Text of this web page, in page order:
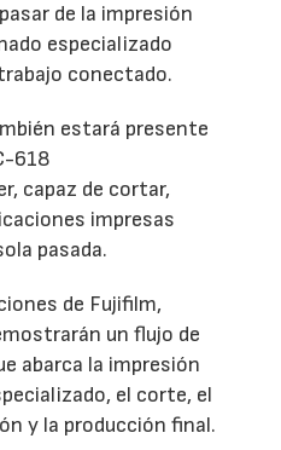
de la impresión
especializado
conectado.
estará presente
618
capaz de cortar,
impresas
pasada.
de Fujifilm,
un flujo de
abarca la impresión
el corte, el
y la producción final.